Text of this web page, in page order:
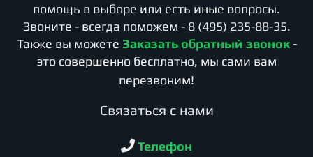
помощь в выборе или есть иные вопросы.
Звоните - всегда поможем - 8 (495) 235-88-35.
Также вы можете Заказать обратный звонок -
это совершенно бесплатно, мы сами вам
перезвоним!
Cвязаться с нами
Телефон